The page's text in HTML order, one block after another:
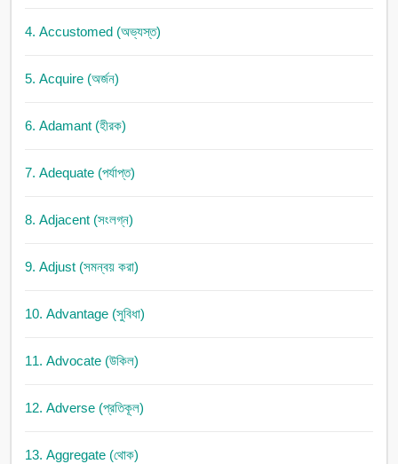
4. Accustomed (অভ্যস্ত)
5. Acquire (অর্জন)
6. Adamant (হীরক)
7. Adequate (পর্যাপ্ত)
8. Adjacent (সংলগ্ন)
9. Adjust (সমন্বয় করা)
10. Advantage (সুবিধা)
11. Advocate (উকিল)
12. Adverse (প্রতিকূল)
13. Aggregate (থোক)